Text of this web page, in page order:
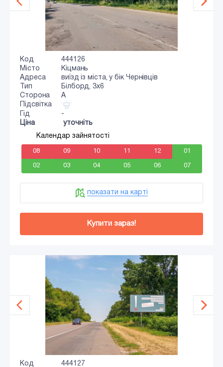
Код
444126
Місто
Кіцмань
Адреса
виїзд із міста, у бік Чернівців
Тип
Білборд, 3x6
Сторона
A
Підсвітка
Гід
-
Ціна
уточніть
Календар зайнятості
08 09 10 11 12 01
02 03 04 05 06 07
показати на карті
Купити зараз!
Код
444127